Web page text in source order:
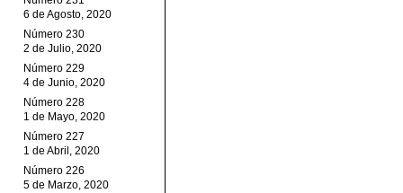
6 de Agosto, 2020
Número 230
2 de Julio, 2020
Número 229
4 de Junio, 2020
Número 228
1 de Mayo, 2020
Número 227
1 de Abril, 2020
Número 226
5 de Marzo, 2020